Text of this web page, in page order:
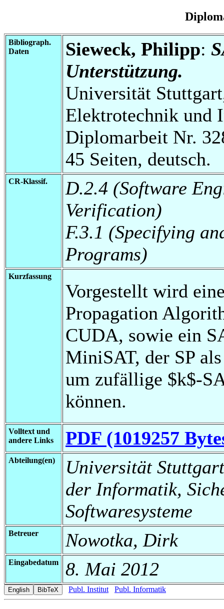
Bibliograph.
Daten
Sieweck, Philipp:
Unterstützung.
Universität
Elektrotechnik und
Diplomarbeit Nr.
45 Seiten, deutsch.
CR-Klassif.
D.2.4 (Software
Verification)
F.3.1 (Specifying
Programs)
Kurzfassung
Vorgestellt wird
Propagation
CUDA, sowie ein
MiniSAT, der SP
um zufällige $k$-
können.
Volltext und
andere Links
PDF (1019257
Abteilung(en)
Universität
der Informatik,
Softwaresysteme
Betreuer Nowotka, Dirk
Eingabedatum 8. Mai 2012
Publ. Institut Publ. Informatik